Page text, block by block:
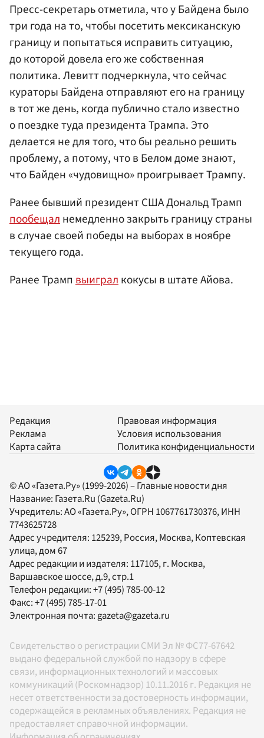
Пресс-секретарь отметила, что у Байдена было
три года на то, чтобы посетить мексиканскую
границу и попытаться исправить ситуацию,
до которой довела его же собственная
политика. Левитт подчеркнула, что сейчас
кураторы Байдена отправляют его на границу
в тот же день, когда публично стало известно
о поездке туда президента Трампа. Это
делается не для того, что бы реально решить
проблему, а потому, что в Белом доме знают,
что Байден «чудовищно» проигрывает Трампу.
Ранее бывший президент США Дональд Трамп
пообещалнемедленно закрыть границу страны
в случае своей победы на выборах в ноябре
текущего года.
Ранее Трамп выигралкокусы в штате Айова.
Редакция
Реклама
Карта сайта
Правовая информация
Условия использования
Политика конфиденциальности
© АО «Газета.Ру» (1999-2026) – Главные новости дня
Название: Газета.Ru (Gazeta.Ru)
Учредитель:АО «Газета.Ру», ОГРН 1067761730376, ИНН
7743625728
Адрес учредителя: 125239, Россия, Москва, Коптевская
улица, дом 67
Адрес редакции и издателя: 117105, г. Москва,
Варшавское шоссе, д.9, стр.1
Телефон редакции:+7 (495) 785-00-12
Факс:+7 (495) 785-17-01
Электронная почта:gazeta@gazeta.ru
Свидетельство о регистрации СМИ Эл № ФС77-67642
выдано федеральной службой по надзору в сфере
связи, информационных технологий и массовых
коммуникаций (Роскомнадзор) 10.11.2016 г. Редакция не
несет ответственности за достоверность информации,
содержащейся в рекламных объявлениях. Редакция не
предоставляет справочной информации.